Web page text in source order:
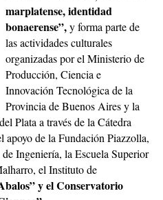
marplatense, identidad
bonaerense”,y forma parte de
las actividades culturales
organizadas por el Ministerio de
Producción, Ciencia e
Innovación Tecnológica de la
Provincia de Buenos Aires y la
Plata a través de la Cátedra
de la Fundación Piazzolla,
Ingeniería, la Escuela Superior
el Instituto de
y el Conservatorio